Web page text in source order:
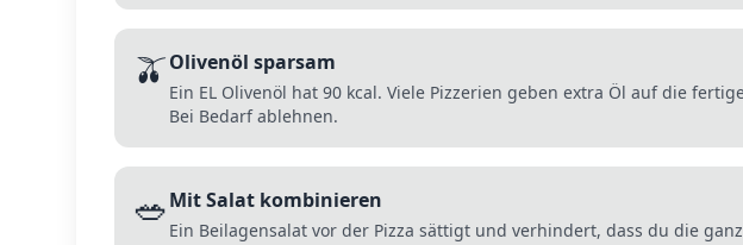
🫒Olivenöl sparsam
Ein EL Olivenöl hat 90 kcal. Viele Pizzerien geben extra Öl auf die
Bei Bedarf ablehnen.
🥗Mit Salat kombinieren
Ein Beilagensalat vor der Pizza sättigt und verhindert, dass du die